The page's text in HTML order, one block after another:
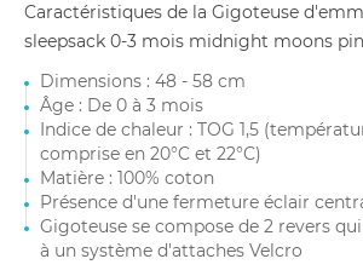
Caractéristiques de la Gigoteuse
sleepsack 0-3 mois midnight moons
Dimensions : 48 - 58 cm
Âge : De 0 à 3 mois
Indice de chaleur : TOG 1,5
comprise en 20°C et 22°C)
Matière : 100% coton
Présence d'une fermeture éclair
Gigoteuse se compose de 2 revers
à un système d'attaches Velcro